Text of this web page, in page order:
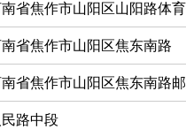
省焦作市山阳区山阳路体
省焦作市山阳区焦东南路
省焦作市山阳区焦东南路
民路中段